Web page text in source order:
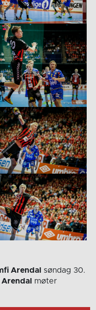
Arendal
søndag 30.
møter